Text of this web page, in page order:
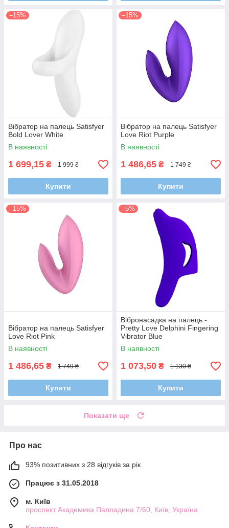
–15%
Вібратор на палець Satisfyer
Bold Lover White
В наявності
1 699,15 ₴ 1 999 ₴
Купити
–15%
Вібратор на палець Satisfyer
Love Riot Purple
В наявності
1 486,65 ₴ 1 749 ₴
Купити
–15%
Вібратор на палець Satisfyer
Love Riot Pink
В наявності
1 486,65 ₴ 1 749 ₴
Купити
–5%
Вібронасадка на палець -
Pretty Love Delphini Fingering
Vibrator Blue
В наявності
1 073,50 ₴ 1 130 ₴
Купити
Показати ще
Про нас
93% позитивних з 28 відгуків за рік
Працює з 31.05.2018
м. Київ
проспект Академика Палладина 7/60, Київ, Україна